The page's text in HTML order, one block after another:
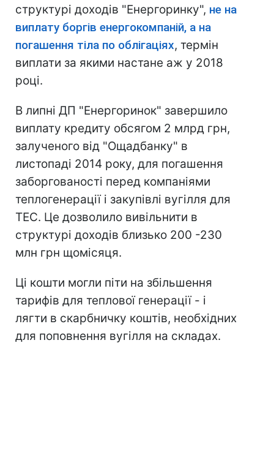
структурі доходів "Енергоринку", не на
виплату боргів енергокомпаній, а на
погашення тіла по облігаціях, термін
виплати за якими настане аж у 2018
році.
В липні ДП "Енергоринок" завершило
виплату кредиту обсягом 2 млрд грн,
залученого від "Ощадбанку" в
листопаді 2014 року, для погашення
заборгованості перед компаніями
теплогенерації і закупівлі вугілля для
ТЕС. Це дозволило вивільнити в
структурі доходів близько 200 -230
млн грн щомісяця.
Ці кошти могли піти на збільшення
тарифів для теплової генерації - і
лягти в скарбничку коштів, необхідних
для поповнення вугілля на складах.